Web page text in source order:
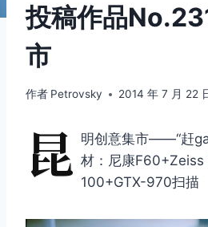
投稿作品
市
作者 Petrovsky 2014 年 7 月 22
昆 明创意集市——“赶
材：尼康
100+GTX-970扫描